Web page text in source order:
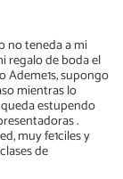
no teneda a mi
regalo de boda el
Ademe1s, supongo
mientras lo
estupendo
.
muy fe1ciles y
de